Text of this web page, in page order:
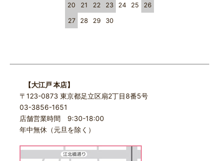
20
21 22 23 24 25
26
27
28 29 30
【大江戸 本店】
〒123-0873 東京都足立区扇2丁目8番5号
03-3856-1651
店舗営業時間 9:30-18:00
年中無休（元旦を除く）